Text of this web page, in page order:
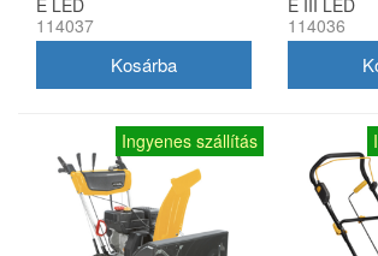
114037
114036
Ingyenes szállítás